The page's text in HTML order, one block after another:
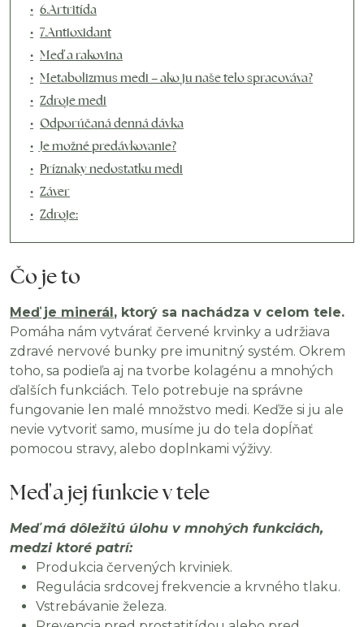
6.Artritída
7.Antioxidant
Meď a rakovina
Metabolizmus medi – ako ju naše telo spracováva?
Zdroje medi
Odporúčaná denná dávka
Je možné predávkovanie?
Príznaky nedostatku medi
Záver
Zdroje:
Čo je to
Meď je minerál , ktorý sa nachádza v celom tele.
Pomáha nám vytvárať červené krvinky a udržiava
zdravé nervové bunky pre imunitný systém. Okrem
toho, sa podieľa aj na tvorbe kolagénu a mnohých
ďalších funkciách. Telo potrebuje na správne
fungovanie len malé množstvo medi. Keďže si ju ale
nevie vytvoriť samo, musíme ju do tela dopĺňať
pomocou stravy, alebo doplnkami výživy.
Meď a jej funkcie v tele
Meď má dôležitú úlohu v mnohých funkciách,
medzi ktoré patrí:
Produkcia červených krviniek.
Regulácia srdcovej frekvencie a krvného tlaku.
Vstrebávanie železa.